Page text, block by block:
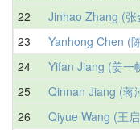
22 Jinhao Zhang (张
23 Yanhong Chen (
24 Yifan Jiang (姜一
25 Qinnan Jiang (蒋
26 Qiyue Wang (王